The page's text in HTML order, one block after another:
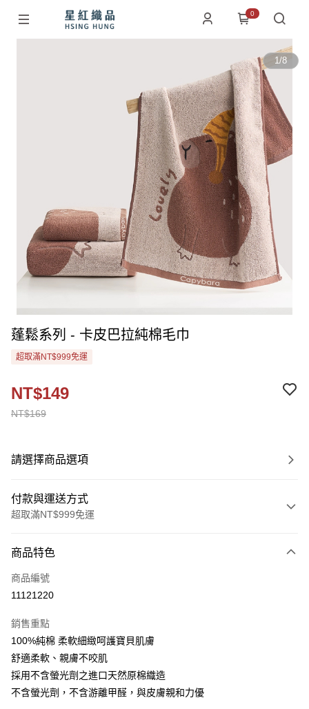
0
1/8
蓬鬆系列 - 卡皮巴拉純棉毛巾
超取滿NT$999免運
NT$169
NT$149
請選擇商品選項
付款與運送方式
超取滿NT$999免運
信用卡一次付款
超商取貨付款
ATM付款
運送方式
全家取貨付款
商品特色
商品編號
11121220
銷售重點
100%純棉 柔軟細緻呵護寶貝肌膚
舒適柔軟、親膚不咬肌
採用不含螢光劑之進口天然原棉織造
不含螢光劑，不含游離甲醛，與皮膚親和力優